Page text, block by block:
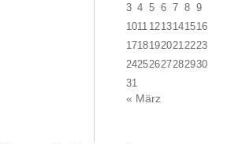
3 4 5 6 7 8 9
1011 1213141516
1718192021 2223
24252627282930
31
« März